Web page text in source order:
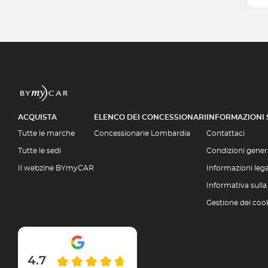
ACQUISTA
Tutte le marche
Tutte le sedi
Il webzine BYmyCAR
ELENCO DEI CONCESSIONARI
Concessionarie Lombardia
INFORMAZIONI
Contattaci
Condizioni
Informazioni
Informativa
Gestione dei
4.7